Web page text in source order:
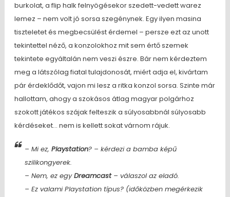
burkolat, a flip halk felnyögésekor szedett-vedett warez
lemez – nem volt jó sorsa szegénynek. Egy ilyen masina
tiszteletet és megbecsülést érdemel – persze ezt az unott
tekintettel néző, a konzolokhoz mit sem értő szemek
tekintete egyáltalán nem veszi észre. Bár nem kérdeztem
meg a látszólag fiatal tulajdonosát, miért adja el, kivártam
pár érdeklődőt, vajon mi lesz a ritka konzol sorsa. Szinte már
hallottam, ahogy a szokásos átlag magyar polgárhoz
szokott játékos szájak felteszik a súlyosabbnál súlyosabb
kérdéseket… nem is kellett sokat várnom rájuk.
– Mi ez, Playstation? – kérdezi a bamba képű
szilikongyerek.
– Nem, ez egyDreamcast– válaszol az eladó.
– Ez valami Playstation típus? (időközben megérkezik